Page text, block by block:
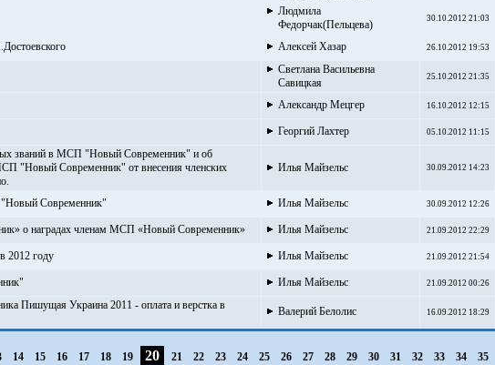
Людмила
Федорчак(Пельцева)
30.10.2012 21:03
Алексей Хазар 26.10.2012 19:53
Светлана Васильевна
Савицкая
25.10.2012 21:35
Александр Мецгер 16.10.2012 12:15
Георгий Лахтер 05.10.2012 11:15
званий в МСП "Новый Современник" и об
"Новый Современник" от внесения членских
Илья Майзельс 30.09.2012 14:23
"Новый Современник" Илья Майзельс 30.09.2012 12:26
о наградах членам МСП «Новый Современник» Илья Майзельс 21.09.2012 22:29
2012 году Илья Майзельс 21.09.2012 21:54
Илья Майзельс 21.09.2012 00:26
Пишущая Украина 2011 - оплата и верстка в
Валерий Белолис 16.09.2012 18:29
14 15 16 17 18 19 20 21 22 23 24 25 26 27 28 29 30 31 32 33 34 35